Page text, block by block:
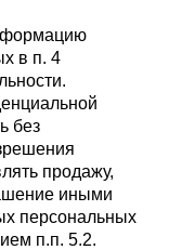
в п. 4
без
продажу,
иными
персональных
п.п. 5.2.